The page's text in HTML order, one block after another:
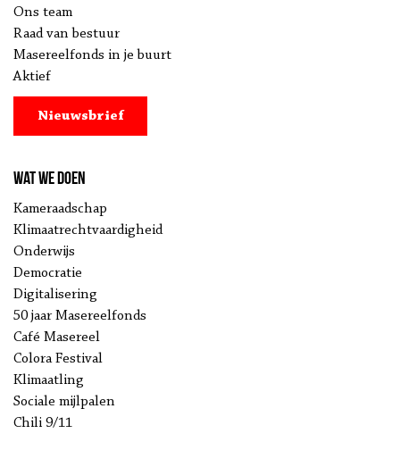
Ons team
Raad van bestuur
Masereelfonds in je buurt
Aktief
Nieuwsbrief
Wat we doen
Kameraadschap
Klimaatrechtvaardigheid
Onderwijs
Democratie
Digitalisering
50 jaar Masereelfonds
Café Masereel
Colora Festival
Klimaatling
Sociale mijlpalen
Chili 9/11